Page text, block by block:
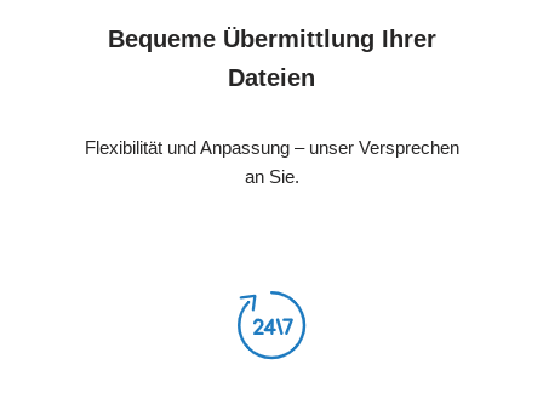
Bequeme Übermittlung Ihrer
Dateien
Flexibilität und Anpassung – unser Versprechen
an Sie.